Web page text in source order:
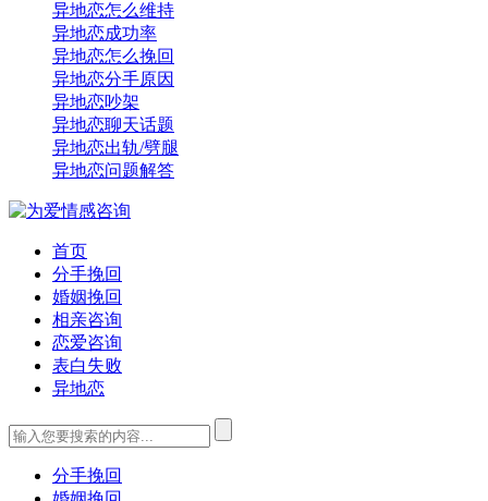
异地恋怎么维持
异地恋成功率
异地恋怎么挽回
异地恋分手原因
异地恋吵架
异地恋聊天话题
异地恋出轨/劈腿
异地恋问题解答
首页
分手挽回
婚姻挽回
相亲咨询
恋爱咨询
表白失败
异地恋
分手挽回